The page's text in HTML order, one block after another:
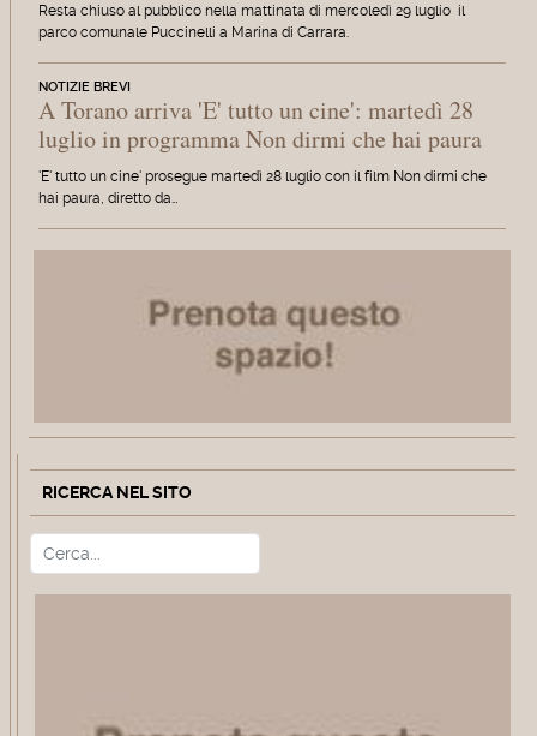
Resta chiuso al pubblico nella mattinata di mercoledì 29 luglio il
parco comunale Puccinelli a Marina di Carrara.
NOTIZIE BREVI
A Torano arriva 'E' tutto un cine': martedì 28
luglio in programma Non dirmi che hai paura
'E' tutto un cine' prosegue martedì 28 luglio con il film Non dirmi che
hai paura, diretto da…
RICERCA NEL SITO
Cerca Type 2 or more characters for